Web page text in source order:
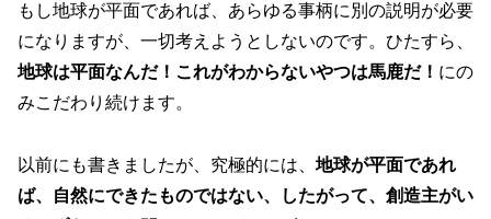
もし地球が平面であれば、あらゆる事柄に別の説明が必要
になりますが、一切考えようとしないのです。ひたすら、
地球は平面なんだ！これがわからないやつは馬鹿だ！ にの
みこだわり続けます。
以前にも書きましたが、究極的には、 地球が平面であれ
ば、自然にできたものではない、したがって、創造主がい